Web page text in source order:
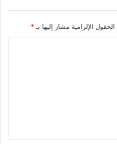
الحقول الإلزامية مشار إليها بـ *